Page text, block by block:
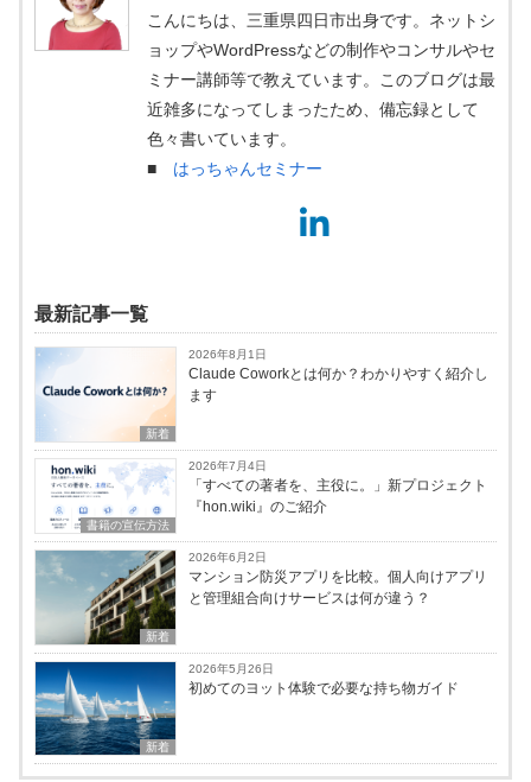
こんにちは、三重県四日市出身です。ネットシ
ョップやWordPressなどの制作やコンサルやセ
ミナー講師等で教えています。このブログは最
近雑多になってしまったため、備忘録として
色々書いています。
■ はっちゃんセミナー
最新記事一覧
新着
2026年8月1日
Claude Coworkとは何か？わかりやすく紹介し
ます
書籍の宣伝方法
2026年7月4日
「すべての著者を、主役に。」新プロジェクト
『hon.wiki』のご紹介
新着
2026年6月2日
マンション防災アプリを比較。個人向けアプリ
と管理組合向けサービスは何が違う？
新着
2026年5月26日
初めてのヨット体験で必要な持ち物ガイド